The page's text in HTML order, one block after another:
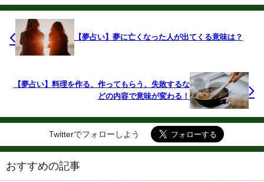
【夢占い】夢に亡くなった人が出てくる意味は？
【夢占い】料理を作る、作ってもらう、失敗するな
どの内容で意味が変わる！
Twitterでフォローしよう
おすすめの記事